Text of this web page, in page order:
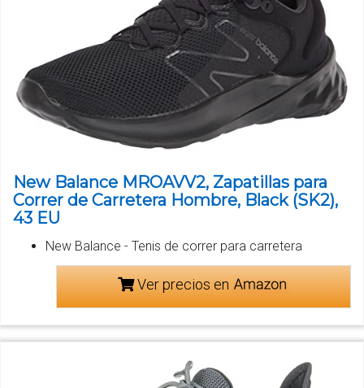
New Balance MROAVV2, Zapatillas para
Correr de Carretera Hombre, Black (SK2),
43 EU
New Balance - Tenis de correr para carretera
Ver precios en